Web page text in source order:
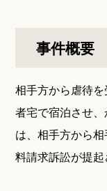
事件概要
相手方から虐待
者宅で宿泊させ
は、相手方から
料請求訴訟が提起